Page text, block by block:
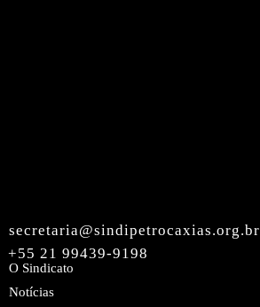
secretaria@sindipetrocaxias.org.br
+55 21 99439-9198
O Sindicato
Notícias